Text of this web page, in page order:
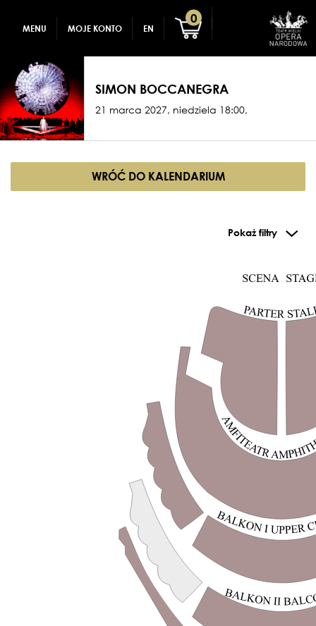
MENU MOJE KONTO EN
0
DLA DZIECI
ZALOGUJ
SIMON BOCCANEGRA
21 marca 2027, niedziela 18:00,
WRÓĆ DO KALENDARIUM
Pokaż filtry